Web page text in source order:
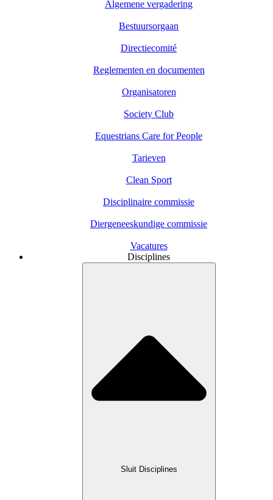
Algemene vergadering
Bestuursorgaan
Directiecomité
Reglementen en documenten
Organisatoren
Society Club
Equestrians Care for People
Tarieven
Clean Sport
Disciplinaire commissie
Diergeneeskundige commissie
Vacatures
Disciplines
Sluit Disciplines